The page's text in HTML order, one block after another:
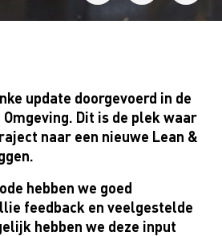
update doorgevoerd in de
Omgeving. Dit is de plek waar
naar een nieuwe Lean &
hebben we goed
feedback en veelgestelde
hebben we deze input